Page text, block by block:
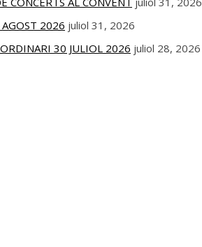
AGOST 2026 juliol 31, 2026
30 JULIOL 2026 juliol 28, 2026